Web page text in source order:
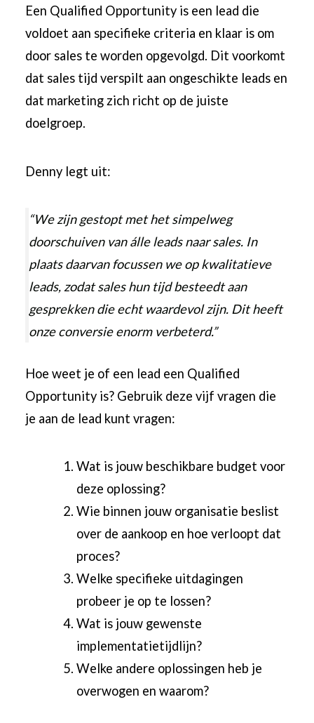
Een Qualified Opportunity is een lead die
voldoet aan specifieke criteria en klaar is om
door sales te worden opgevolgd. Dit voorkomt
dat sales tijd verspilt aan ongeschikte leads en
dat marketing zich richt op de juiste
doelgroep.
Denny legt uit:
“We zijn gestopt met het simpelweg
doorschuiven van álle leads naar sales. In
plaats daarvan focussen we op kwalitatieve
leads, zodat sales hun tijd besteedt aan
gesprekken die echt waardevol zijn. Dit heeft
onze conversie enorm verbeterd.”
Hoe weet je of een lead een Qualified
Opportunity is? Gebruik deze vijf vragen die
je aan de lead kunt vragen:
Wat is jouw beschikbare budget voor
deze oplossing?
Wie binnen jouw organisatie beslist
over de aankoop en hoe verloopt dat
proces?
Welke specifieke uitdagingen
probeer je op te lossen?
Wat is jouw gewenste
implementatietijdlijn?
Welke andere oplossingen heb je
overwogen en waarom?